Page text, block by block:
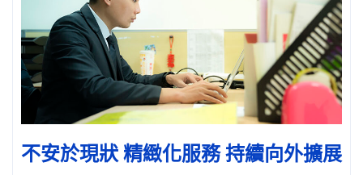
不安於現狀 精緻化服務 持續向外擴展